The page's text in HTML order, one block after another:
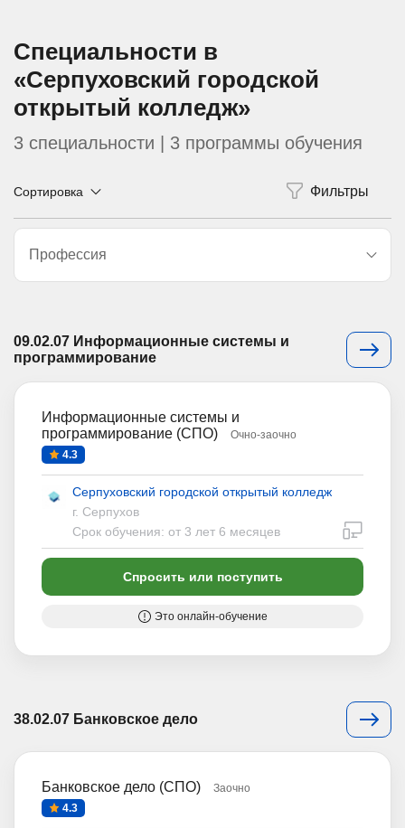
Специальности в
«Серпуховский городской
открытый колледж»
3 специальности | 3 программы обучения
Профессия
Сортировка
09.02.07 Информационные системы и
программирование
Информационные системы и
программирование (СПО)
Очно-заочно
4.3
Серпуховский городской открытый колледж
г. Серпухов
Срок обучения: от 3 лет 6 месяцев
Спросить или поступить
Это онлайн-обучение
38.02.07 Банковское дело
Банковское дело (СПО)
Заочно
4.3